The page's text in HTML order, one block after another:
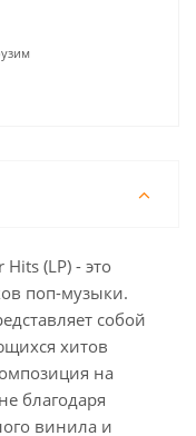
(LP) - это
поп-музыки.
собой
хитов
на
благодаря
винила и